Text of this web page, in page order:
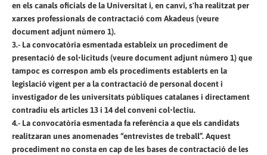
en els canals oficials de la Universitat i, en canvi, s'ha realitzat per
xarxes professionals de contractació com Akadeus (veure
document adjunt número 1).
3.- La convocatòria esmentada estableix un procediment de
presentació de sol•licituds (veure document adjunt número 1) que
tampoc es correspon amb els procediments establerts en la
legislació vigent per a la contractació de personal docent i
investigador de les universitats públiques catalanes i directament
contradiu els articles 13 i 14 del conveni col•lectiu.
4.- La convocatòria esmentada fa referència a que els candidats
realitzaran unes anomenades “entrevistes de treball”. Aquest
procediment no consta en cap de les bases de contractació de les